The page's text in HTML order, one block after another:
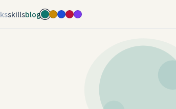
skillsblog